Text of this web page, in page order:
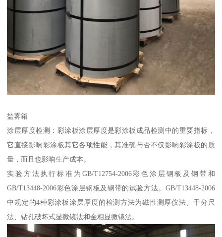
盐雾箱
涂层厚度检测：彩涂板涂层厚度是彩涂板成品检测中的重要指标，
它直接影响彩涂板其它各项性能，其准确与否不仅影响彩涂板的质
量，而且也影响生产成本。
实验方法执行标准为GB/T12754-2006彩色涂层钢板及钢带和
GB/T13448-2006彩色涂层钢板及钢带的试验方法。GB/T13448-2006
中规定的4种彩涂板涂层厚度的检测方法为磁性测厚仪法、千分尺
法、钻孔破坏式显微镜法和金相显微镜法。